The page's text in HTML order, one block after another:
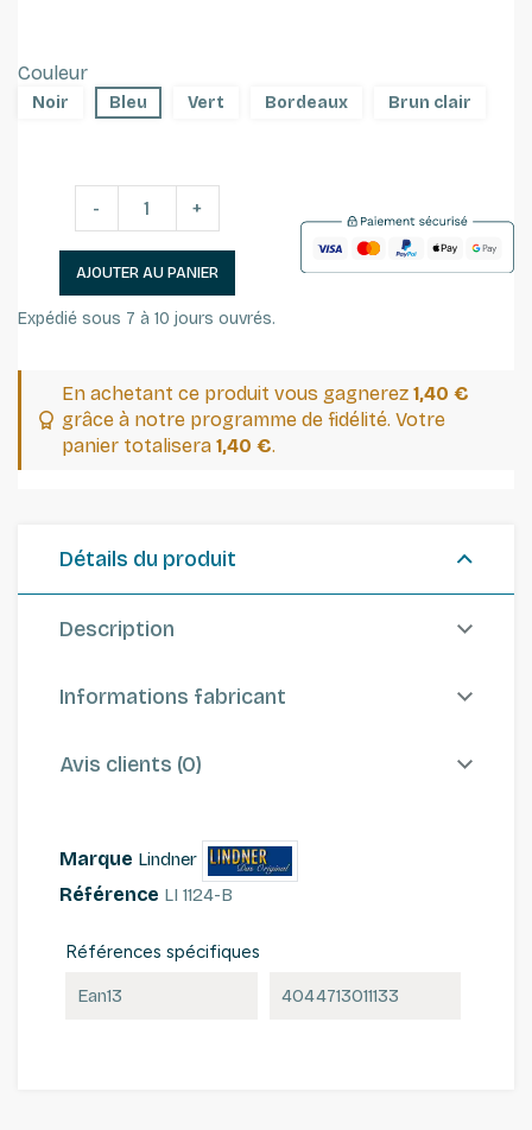
Couleur
Noir Bleu Vert Bordeaux Brun clair
- +
AJOUTER AU PANIER
Expédié sous 7 à 10 jours ouvrés.
En achetant ce produit vous gagnerez 1,40 €
grâce à notre programme de fidélité. Votre
panier totalisera 1,40 €.
Détails du produit
Description
Informations fabricant
Avis clients (0)
Marque Lindner
Référence LI 1124-B
Références spécifiques
Ean13 4044713011133